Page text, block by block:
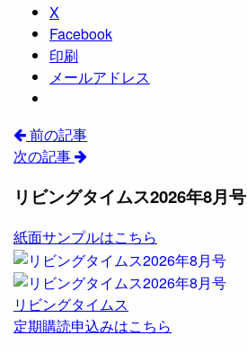
X
Facebook
印刷
メールアドレス
前の記事
次の記事
リビングタイムス2026年8月号
紙面サンプルはこちら
リビングタイムス
定期購読申込みはこちら